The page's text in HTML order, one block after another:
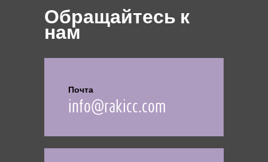
Обращайтесь к
нам
Почта
info@rakicc.com